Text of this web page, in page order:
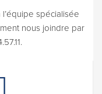
spécialisée
nous joindre par